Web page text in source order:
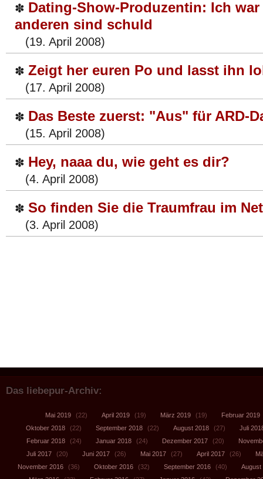
✽ Dating-Show-Produzentin: Ich
anderen sind schuld
(19. April 2008)
✽ Zeigt her euren Po und lasst ihn
(17. April 2008)
✽ Das Beste zuerst: "Aus" für ARD-
(15. April 2008)
✽ Hey, naaa du, wie geht es dir?
(4. April 2008)
✽ So finden Sie die Traumfrau im
(3. April 2008)
Das liebepur-Archiv:
Mai 2019 (22) April 2019 (19) März 2019 (19) Februar 2019
Oktober 2018
(22) September 2018 (22) August 2018 (27)
Juli
Februar 2018
(24) Januar 2018 (24) Dezember 2017 (20)
Juli 2017
(20) Juni 2017 (26) Mai 2017 (27) April 2017 (26)
November 2016
(36) Oktober 2016 (32) September 2016 (40)
August